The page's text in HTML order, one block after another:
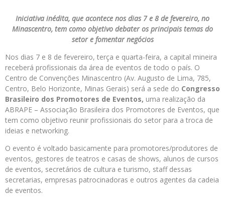
Iniciativa inédita, que acontece nos dias 7 e 8 de fevereiro, no
Minascentro, tem como objetivo debater os principais temas do
setor e fomentar negócios
Nos dias 7 e 8 de fevereiro, terça e quarta-feira, a capital mineira
receberá profissionais da área de eventos de todo o país. O
Centro de Convenções Minascentro (Av. Augusto de Lima, 785,
Centro, Belo Horizonte, Minas Gerais) será a sede do Congresso
Brasileiro dos Promotores de Eventos, uma realização da
ABRAPE – Associação Brasileira dos Promotores de Eventos, que
tem como objetivo reunir profissionais do setor para a troca de
ideias e networking.
O evento é voltado basicamente para promotores/produtores de
eventos, gestores de teatros e casas de shows, alunos de cursos
de eventos, secretários de cultura e turismo, staff dessas
secretarias, empresas patrocinadoras e outros agentes da cadeia
de eventos.